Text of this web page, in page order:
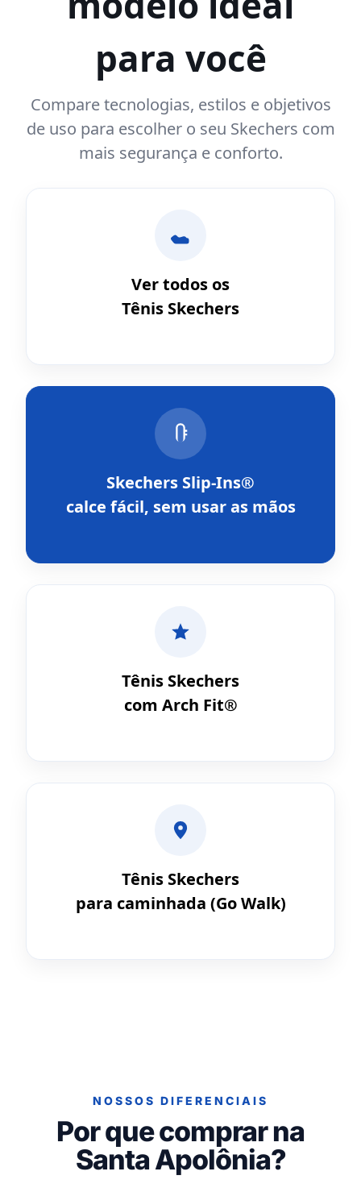
para você
Compare tecnologias, estilos e objetivos
de uso para escolher o seu Skechers com
mais segurança e conforto.
Ver todos os
Tênis Skechers
Skechers Slip-Ins®
calce fácil, sem usar as mãos
Tênis Skechers
com Arch Fit®
Tênis Skechers
para caminhada (Go Walk)
NOSSOS DIFERENCIAIS
Por que comprar na
Santa Apolônia?